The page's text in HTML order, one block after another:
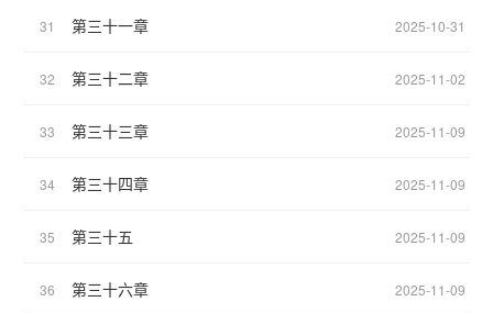
31 第三十一章 2025-10-31
32 第三十二章 2025-11-02
33 第三十三章 2025-11-09
34 第三十四章 2025-11-09
35 第三十五 2025-11-09
36 第三十六章 2025-11-09